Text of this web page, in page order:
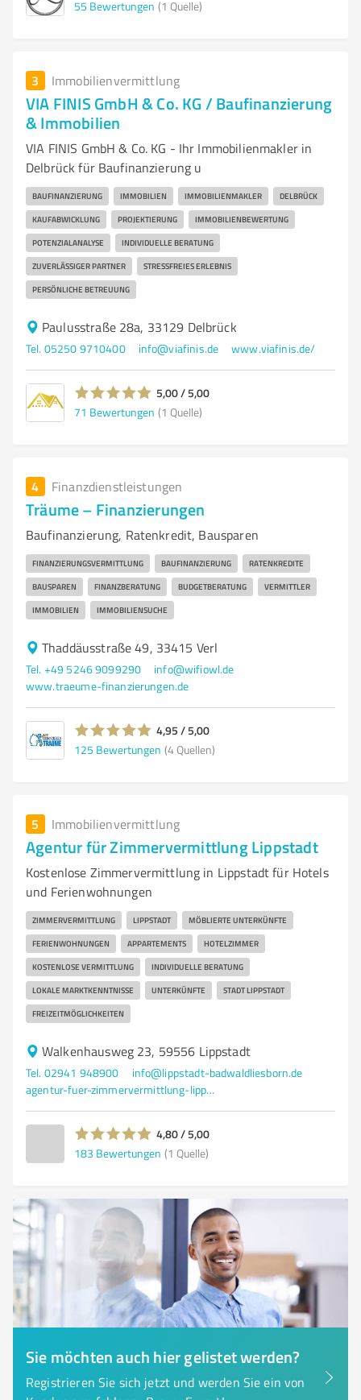
55 Bewertungen (1 Quelle)
3 Immobilienvermittlung
VIA FINIS GmbH & Co. KG / Baufinanzierung
& Immobilien
VIA FINIS GmbH & Co. KG - Ihr Immobilienmakler in
Delbrück für Baufinanzierung u
BAUFINANZIERUNG IMMOBILIEN IMMOBILIENMAKLER DELBRÜCK
KAUFABWICKLUNG PROJEKTIERUNG IMMOBILIENBEWERTUNG
POTENZIALANALYSE INDIVIDUELLE BERATUNG
ZUVERLÄSSIGER PARTNER STRESSFREIES ERLEBNIS
PERSÖNLICHE BETREUUNG
Paulusstraße 28a, 33129 Delbrück
Tel. 05250 9710400 info@viafinis.de www.viafinis.de/
5,00 / 5,00
71 Bewertungen (1 Quelle)
4 Finanzdienstleistungen
Träume – Finanzierungen
Baufinanzierung, Ratenkredit, Bausparen
FINANZIERUNGSVERMITTLUNG BAUFINANZIERUNG RATENKREDITE
BAUSPAREN FINANZBERATUNG BUDGETBERATUNG VERMITTLER
IMMOBILIEN IMMOBILIENSUCHE
Thaddäusstraße 49, 33415 Verl
Tel. +49 5246 9099290
info@wifiowl.de
www.traeume-finanzierungen.de
4,95 / 5,00
125 Bewertungen (4 Quellen)
5 Immobilienvermittlung
Agentur für Zimmervermittlung Lippstadt
Kostenlose Zimmervermittlung in Lippstadt für Hotels
und Ferienwohnungen
ZIMMERVERMITTLUNG LIPPSTADT MÖBLIERTE UNTERKÜNFTE
FERIENWOHNUNGEN APPARTEMENTS HOTELZIMMER
KOSTENLOSE VERMITTLUNG INDIVIDUELLE BERATUNG
LOKALE MARKTKENNTNISSE UNTERKÜNFTE STADT LIPPSTADT
FREIZEITMÖGLICHKEITEN
Walkenhausweg 23, 59556 Lippstadt
Tel. 02941 948900
info@lippstadt-badwaldliesborn.de
agentur-fuer-zimmervermittlung-lippstadt.de/
4,80 / 5,00
183 Bewertungen (1 Quelle)
Sie möchten auch hier gelistet werden?
Registrieren Sie sich jetzt und werden Sie ein von